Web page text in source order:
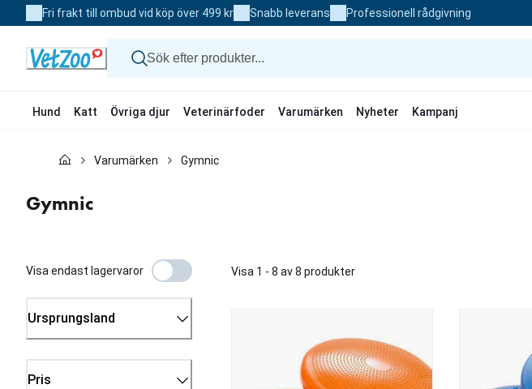
to
Fri frakt till ombud vid köp över 499 kr Snabb leverans Professionell rådgivning
Hund Katt Övriga djur Veterinärfoder Varumärken Nyheter Kampanj
Veterinärfoder
Varumärken
Varumärken Gymnic
Gymnic
Visa endast lagervaror
Ursprungsland
Pris
Visa 1 - 8 av 8 produkter